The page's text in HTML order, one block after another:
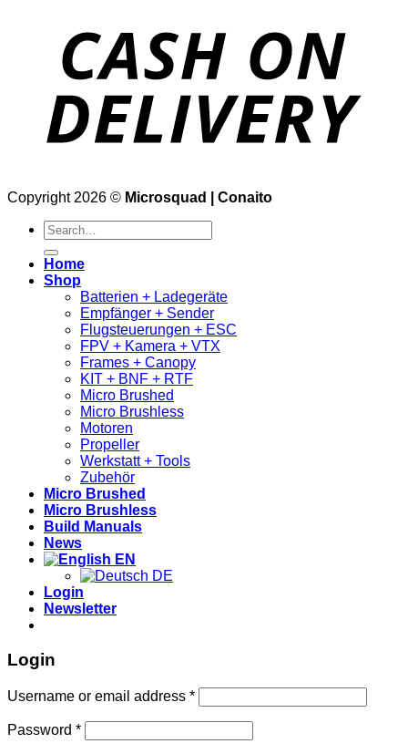
Copyright 2026 © Microsquad | Conaito
Search
for:
Home
Shop
Batterien + Ladegeräte
Empfänger + Sender
Flugsteuerungen + ESC
FPV + Kamera + VTX
Frames + Canopy
KIT + BNF + RTF
Micro Brushed
Micro Brushless
Motoren
Propeller
Werkstatt + Tools
Zubehör
Micro Brushed
Micro Brushless
Build Manuals
News
EN
DE
Login
Newsletter
Login
Username or email address *Required
Password *Required